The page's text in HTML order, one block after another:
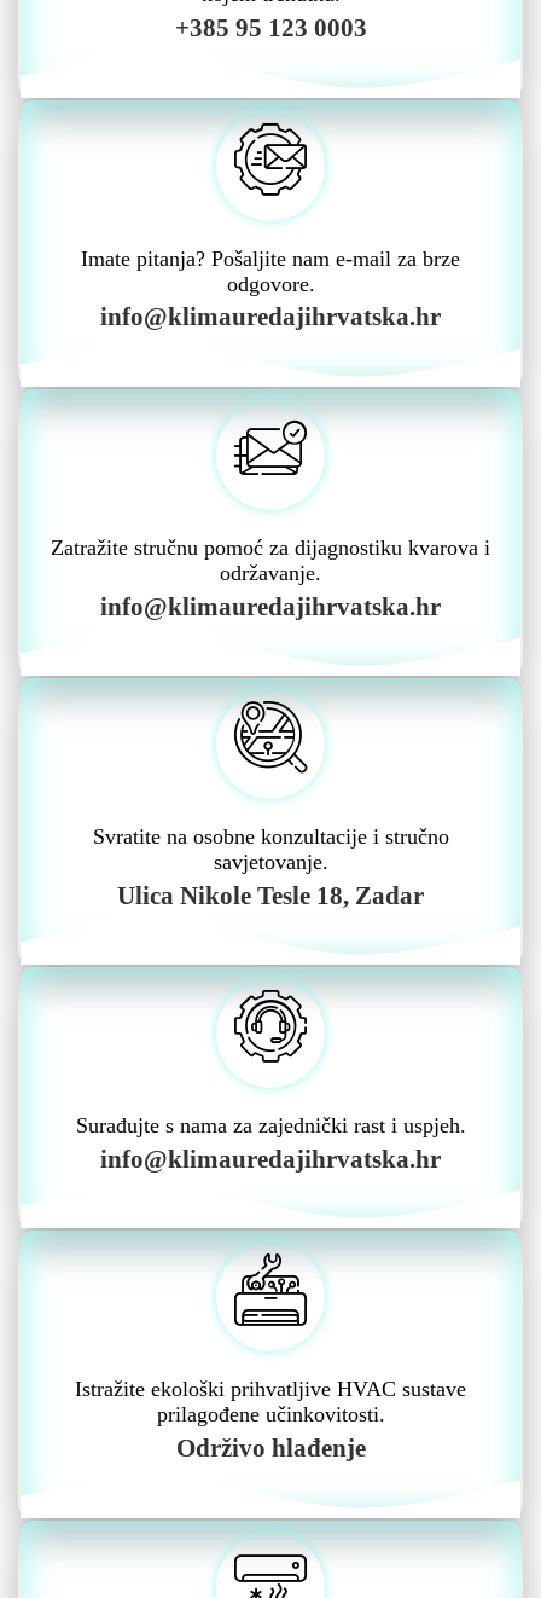
+385 95 123 0003
Imate pitanja? Pošaljite nam e-mail za brze
odgovore.
info@klimauredajihrvatska.hr
Zatražite stručnu pomoć za dijagnostiku kvarova i
održavanje.
info@klimauredajihrvatska.hr
Svratite na osobne konzultacije i stručno
savjetovanje.
Ulica Nikole Tesle 18, Zadar
Surađujte s nama za zajednički rast i uspjeh.
info@klimauredajihrvatska.hr
Istražite ekološki prihvatljive HVAC sustave
prilagođene učinkovitosti.
Održivo hlađenje